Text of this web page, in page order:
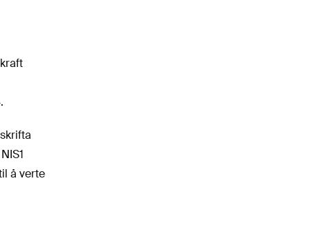
å verte